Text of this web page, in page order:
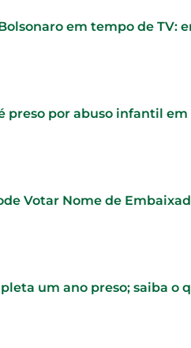
em tempo de TV:
preso por abuso infantil em
Votar Nome de
um ano preso; saiba o